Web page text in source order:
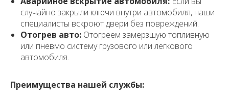
случайно закрыли ключи внутри автомобиля, наши
специалисты вскроют двери без повреждений.
Отогрев авто: Отогреем замерзшую топливную
или пневмо систему грузового или легкового
автомобиля.
Преимущества нашей службы: